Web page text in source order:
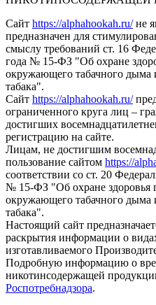
Сайт https://alphahookah.ru/не
предназначен для
смыслу требований ст. 16
года № 15-ФЗ "Об охране
окружающего табачного дыма
табака".
Сайт https://alphahookah.ru/
ограниченного круга лиц –
достигших
регистрацию на сайте.
Лицам, не достигшим
пользование сайтом https://
соответствии со ст. 20
№ 15-ФЗ "Об охране здоровья
окружающего табачного дыма
табака".
Настоящий сайт
раскрытия информации о
изготавливаемого
Подробную информацию о
никотинсодержащей
Роспотребнадзора.